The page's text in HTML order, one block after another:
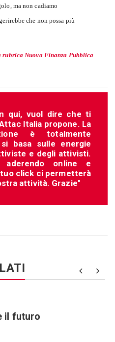
ma non cadiamo
che non possa più
Nuova Finanza Pubblica
qui, vuol dire che ti
Italia propone. La
è totalmente
basa sulle energie
e degli attivisti.
aderendo online e
tuo click ci permetterà
attività. Grazie"
il futuro